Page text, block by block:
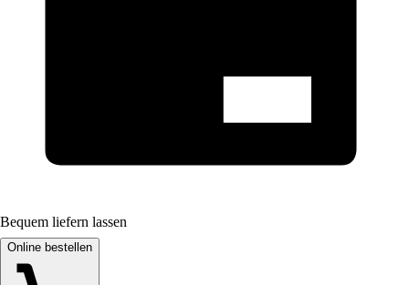
Bequem liefern lassen
Online bestellen